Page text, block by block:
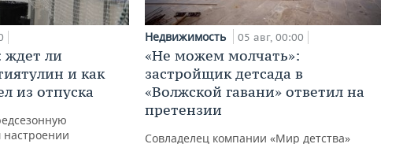
ждет ли
и как
из отпуска
настроении
Недвижимость 05 авг, 00:00
«Не можем молчать»:
застройщик детсада в
«Волжской гавани» ответил на
претензии
Совладелец компании «Мир детства»